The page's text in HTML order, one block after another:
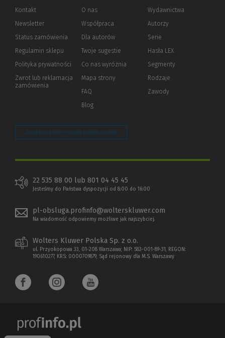
Kontakt
Newsletter
Status zamówienia
Regulamin sklepu
Polityka prywatności (Nowe
(Link
innej
Zwrot lub reklamacja
zamówienia
O nas
Współpraca
Dla autorów(Nowe
(Link
innej
strony)
Twoje sugestie
Co nas wyróżnia
Mapa strony
FAQ
Blog
Wydawnictwa
Autorzy
Serie
Hasła LEX
Segmenty
Rodzaje
Zawody
Zarządzaj preferencjami plików cookie
22 535 88 00 lub 801 04 45 45
Jesteśmy do Państwa dyspozycji od 8:00 do 16:00
pl-obsluga.profinfo@wolterskluwer.com
Na wiadomość odpowiemy możliwe jak najszybciej.
Wolters Kluwer Polska Sp. z o.o.
ul. Przyokopowa 33, 01-208 Warszawa; NIP: 583-001-89-31, REGON:
190610277, KRS: 0000709879, Sąd rejonowy dla M.S. Warszawy